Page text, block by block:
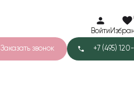
Войти
Заказать звонок +7 (495)